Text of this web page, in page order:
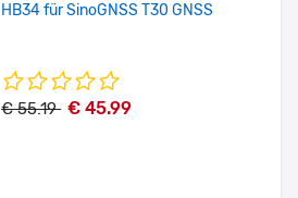
HB34 für SinoGNSS T30 GNSS
€ 55.19 € 45.99